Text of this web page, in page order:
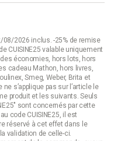
08/2026 inclus. -25% de remise
CUISINE25 valable uniquement
économies, hors lots, hors
cadeau Mathon, hors livres,
Smeg, Weber, Brita et
s’applique pas sur l’article le
produit et les suivants. Seuls
sont concernés par cette
code CUISINE25, il est
réservé à cet effet dans le
validation de celle-ci.